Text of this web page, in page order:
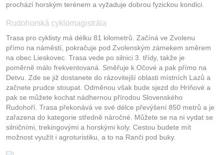
prochází horským terénem a vyžaduje dobrou fyzickou kondici.
Rudohorská cyklomagistrála
Trasa pro cyklisty má délku 81 kilometrů. Začíná ve Zvolenu
přímo na náměstí, pokračuje pod Zvolenským zámekem směrem
na obec Lieskovec. Trasa vede po silnici 3. třídy, takže je
poměrně málo frekventovaná. Směřuje k Očové a pak přímo na
Detvu. Zde se již dostanete do rázovitejší oblasti místních Lazů a
začnete prudce stoupat. Odměnou však bude sjezd do Hriňové a
pak se můžete kochat nádhernou přírodou Slovenského
Rudohoří. Trasa překonává ve své délce převýšení 850 metrů a je
zařazena do kategorie středně náročné. Můžete se na ni vydat se
silničními, trekingovými a horskými koly. Cestou budete mít
možnost využít i agroturistiku, a to na Ranči pod buky.